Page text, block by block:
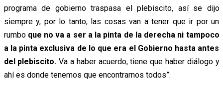
programa de gobierno traspasa el plebiscito, así se dijo
siempre y, por lo tanto, las cosas van a tener que ir por un
rumbo que no va a ser a la pinta de la derecha ni tampoco
a la pinta exclusiva de lo que era el Gobierno hasta antes
del plebiscito. Va a haber acuerdo, tiene que haber diálogo y
ahí es donde tenemos que encontrarnos todos”.